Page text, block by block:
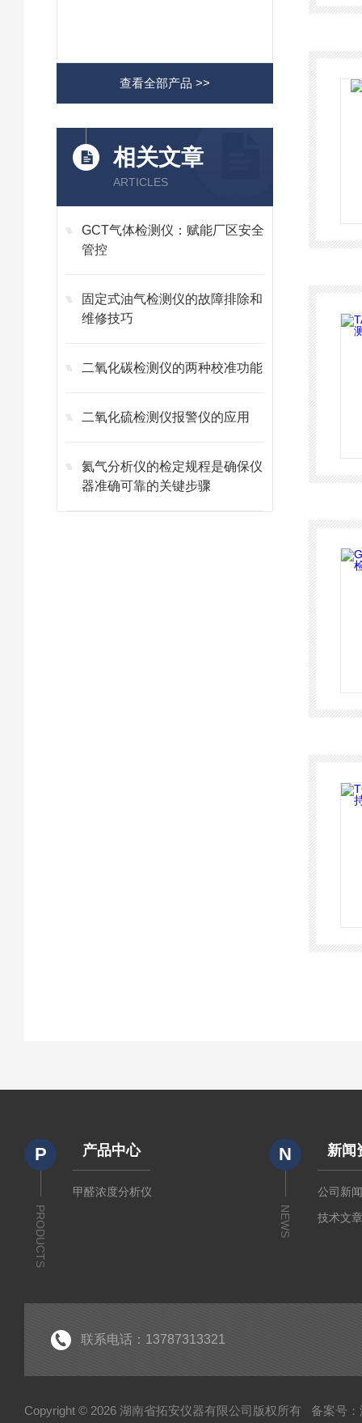
查看全部产品 >>
相关文章
ARTICLES
GCT气体检测仪：赋能厂区安全
管控
固定式油气检测仪的故障排除和
维修技巧
二氧化碳检测仪的两种校准功能
二氧化硫检测仪报警仪的应用
氦气分析仪的检定规程是确保仪
器准确可靠的关键步骤
P
PRODUCTS
产品中心
甲醛浓度分析仪
N
NEWS
新闻
公司新
技术文
联系电话：13787313321
Copyright © 2026 湖南省拓安仪器有限公司版权所有 备案号